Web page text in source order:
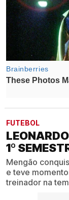
FUTEBOL
1º
Mengão
e teve
treinador na